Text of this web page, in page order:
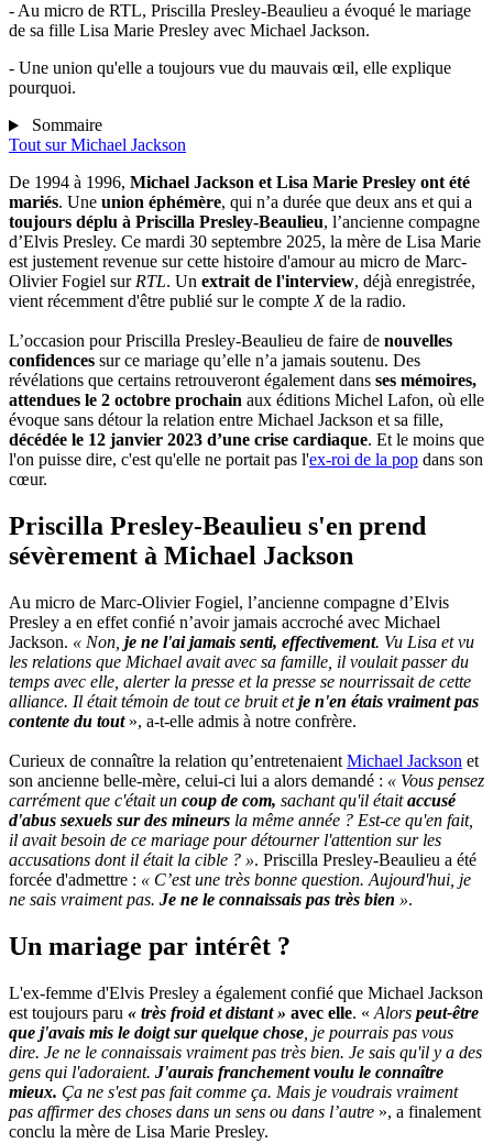
- Au micro de RTL, Priscilla Presley-Beaulieu a évoqué le mariage
de sa fille Lisa Marie Presley avec Michael Jackson.
- Une union qu'elle a toujours vue du mauvais œil, elle explique
pourquoi.
Sommaire
Tout surMichael Jackson
De 1994 à 1996, Michael Jackson et Lisa Marie Presley ont été
mariés. Une union éphémère, qui n’a durée que deux ans et qui a
toujours déplu à Priscilla Presley-Beaulieu, l’ancienne compagne
d’Elvis Presley. Ce mardi 30 septembre 2025, la mère de Lisa Marie
est justement revenue sur cette histoire d'amour au micro de Marc-
Olivier Fogiel surRTL. Un extrait de l'interview, déjà enregistrée,
vient récemment d'être publié sur le compteXde la radio.
L’occasion pour Priscilla Presley-Beaulieu de faire de nouvelles
confidences sur ce mariage qu’elle n’a jamais soutenu. Des
révélations que certains retrouveront également dans ses mémoires,
attendues le 2 octobre prochain aux éditions Michel Lafon, où elle
évoque sans détour la relation entre Michael Jackson et sa fille,
décédée le 12 janvier 2023 d’une crise cardiaque. Et le moins que
l'on puisse dire, c'est qu'elle ne portait pas l'ex-roi de la pop dans son
cœur.
Priscilla Presley-Beaulieu s'en prend
sévèrement à Michael Jackson
Au micro de Marc-Olivier Fogiel, l’ancienne compagne d’Elvis
Presley a en effet confié n’avoir jamais accroché avec Michael
Jackson. « Non, je ne l'ai jamais senti, effectivement. Vu Lisa et vu
les relations que Michael avait avec sa famille, il voulait passer du
temps avec elle, alerter la presse et la presse se nourrissait de cette
alliance. Il était témoin de tout ce bruit etje n'en étais vraiment pas
contente du tout», a-t-elle admis à notre confrère.
Curieux de connaître la relation qu’entretenaient Michael Jackson et
son ancienne belle-mère, celui-ci lui a alors demandé : « Vous pensez
carrément que c'était un coup de com, sachant qu'il étaitaccusé
d'abus sexuels sur des mineurs la même année ? Est-ce qu'en fait,
il avait besoin de ce mariage pour détourner l'attention sur les
accusations dont il était la cible ? ». Priscilla Presley-Beaulieu a été
forcée d'admettre : « C’est une très bonne question. Aujourd'hui, je
ne sais vraiment pas. Je ne le connaissais pas très bien ».
Un mariage par intérêt ?
L'ex-femme d'Elvis Presley a également confié que Michael Jackson
est toujours paru « très froid et distant » avec elle. « Alors peut-être
que j'avais mis le doigt sur quelque chose , je pourrais pas vous
dire. Je ne le connaissais vraiment pas très bien. Je sais qu'il y a des
gens qui l'adoraient. J'aurais franchement voulu le connaître
mieux. Ça ne s'est pas fait comme ça. Mais je voudrais vraiment
pas affirmer des choses dans un sens ou dans l’autre », a finalement
conclu la mère de Lisa Marie Presley.